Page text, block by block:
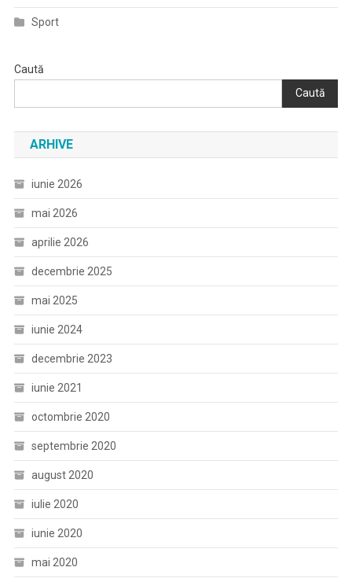
Sport
Caută
Caută
ARHIVE
iunie 2026
mai 2026
aprilie 2026
decembrie 2025
mai 2025
iunie 2024
decembrie 2023
iunie 2021
octombrie 2020
septembrie 2020
august 2020
iulie 2020
iunie 2020
mai 2020